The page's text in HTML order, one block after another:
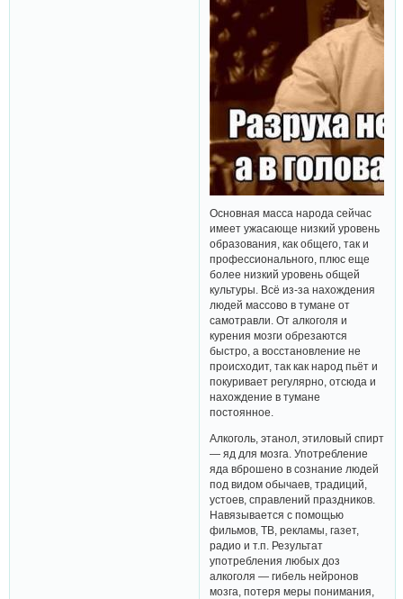
Основная масса народа сейчас
имеет ужасающе низкий уровень
образования, как общего, так и
профессионального, плюс еще
более низкий уровень общей
культуры. Всё из-за нахождения
людей массово в тумане от
самотравли. От алкоголя и
курения мозги обрезаются
быстро, а восстановление не
происходит, так как народ пьёт и
покуривает регулярно, отсюда и
нахождение в тумане
постоянное.
Алкоголь, этанол, этиловый спирт
— яд для мозга. Употребление
яда вброшено в сознание людей
под видом обычаев, традиций,
устоев, справлений праздников.
Навязывается с помощью
фильмов, ТВ, рекламы, газет,
радио и т.п. Результат
употребления любых доз
алкоголя — гибель нейронов
мозга, потеря меры понимания,